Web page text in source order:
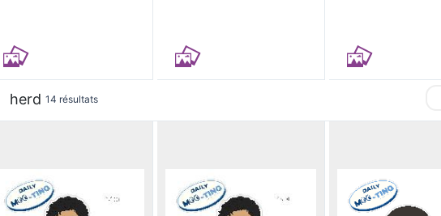
herd 14 résultats